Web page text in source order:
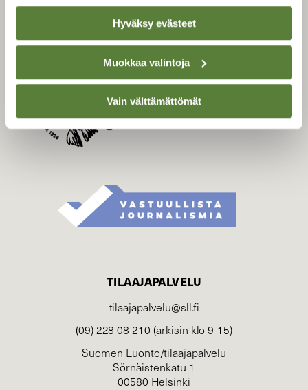
Hyväksy evästeet
Muokkaa valintoja
Vain välttämättömät
SUOJELU­LIITTO
Suomen Luonto -lehden
kustantaja onSuomen
luonnonsuojelu­liitto
TILAAJAPALVELU
tilaajapalvelu@sll.fi
(09) 228 08 210 (arkisin klo 9-15)
Suomen Luonto/tilaajapalvelu
Sörnäistenkatu 1
00580 Helsinki